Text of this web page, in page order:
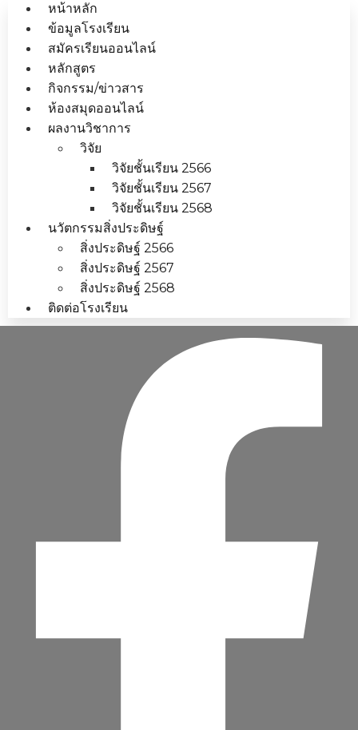
หน้าหลัก
ข้อมูลโรงเรียน
สมัครเรียนออนไลน์
หลักสูตร
กิจกรรม/ข่าวสาร
ห้องสมุดออนไลน์
ผลงานวิชาการ
วิจัย
วิจัยชั้นเรียน 2566
วิจัยชั้นเรียน 2567
วิจัยชั้นเรียน 2568
นวัตกรรมสิ่งประดิษฐ์
สิ่งประดิษฐ์ 2566
สิ่งประดิษฐ์ 2567
สิ่งประดิษฐ์ 2568
ติดต่อโรงเรียน